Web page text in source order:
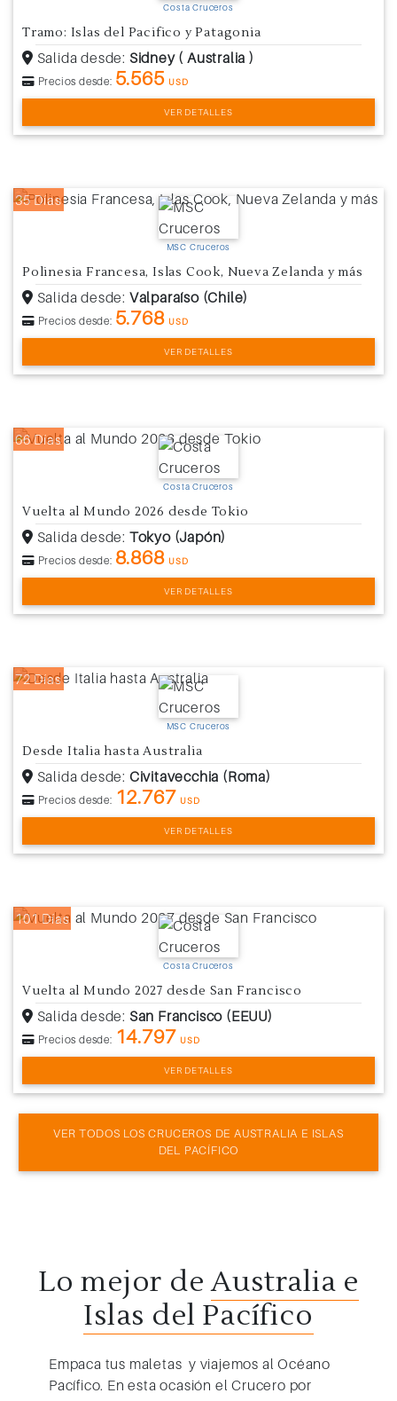
Costa Cruceros
Tramo: Islas del Pacifico y Patagonia
Salida desde: Sidney ( Australia )
Precios desde: 5.565 USD
VER DETALLES
35 Días
MSC Cruceros
Polinesia Francesa, Islas Cook, Nueva Zelanda y más
Salida desde: Valparaíso (Chile)
Precios desde: 5.768 USD
VER DETALLES
66 Días
Costa Cruceros
Vuelta al Mundo 2026 desde Tokio
Salida desde: Tokyo (Japón)
Precios desde: 8.868 USD
VER DETALLES
72 Días
MSC Cruceros
Desde Italia hasta Australia
Salida desde: Civitavecchia (Roma)
Precios desde: 12.767 USD
VER DETALLES
101 Días
Costa Cruceros
Vuelta al Mundo 2027 desde San Francisco
Salida desde: San Francisco (EEUU)
Precios desde: 14.797 USD
VER DETALLES
VER TODOS LOS CRUCEROS DE AUSTRALIA E ISLAS
DEL PACÍFICO
Lo mejor deAustralia e
Islas del Pacífico
Empaca tus maletas y viajemos al Océano
Pacífico. En esta ocasión elCrucero por